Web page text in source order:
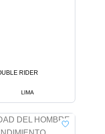
RIDER
LIMA